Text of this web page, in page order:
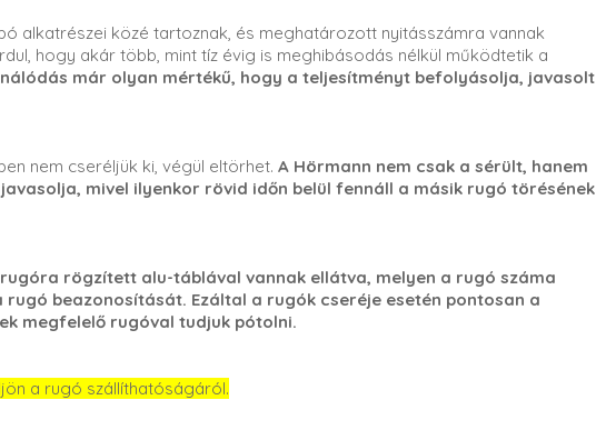
alkatrészei közé tartoznak, és meghatározott nyitásszámra vannak
hogy akár több, mint tíz évig is meghibásodás nélkül működtetik a
már olyan mértékű, hogy a teljesítményt befolyásolja, javasolt
nem cseréljük ki, végül eltörhet. A Hörmann nem csak a sérült, hanem
mivel ilyenkor rövid időn belül fennáll a másik rugó törésének
rögzített alu-táblával vannak ellátva, melyen a rugó száma
rugó beazonosítását. Ezáltal a rugók cseréje esetén pontosan a
megfelelő rugóval tudjuk pótolni.
a rugó szállíthatóságáról.